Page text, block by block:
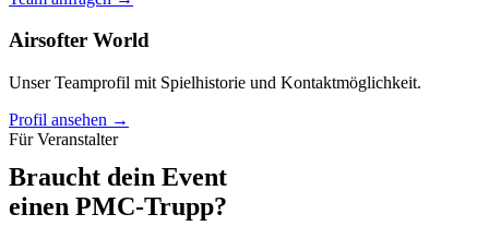
Airsofter World
Unser Teamprofil mit Spielhistorie und Kontaktmöglichkeit.
Profil ansehen →
Für Veranstalter
Braucht dein Event
einen PMC-Trupp?